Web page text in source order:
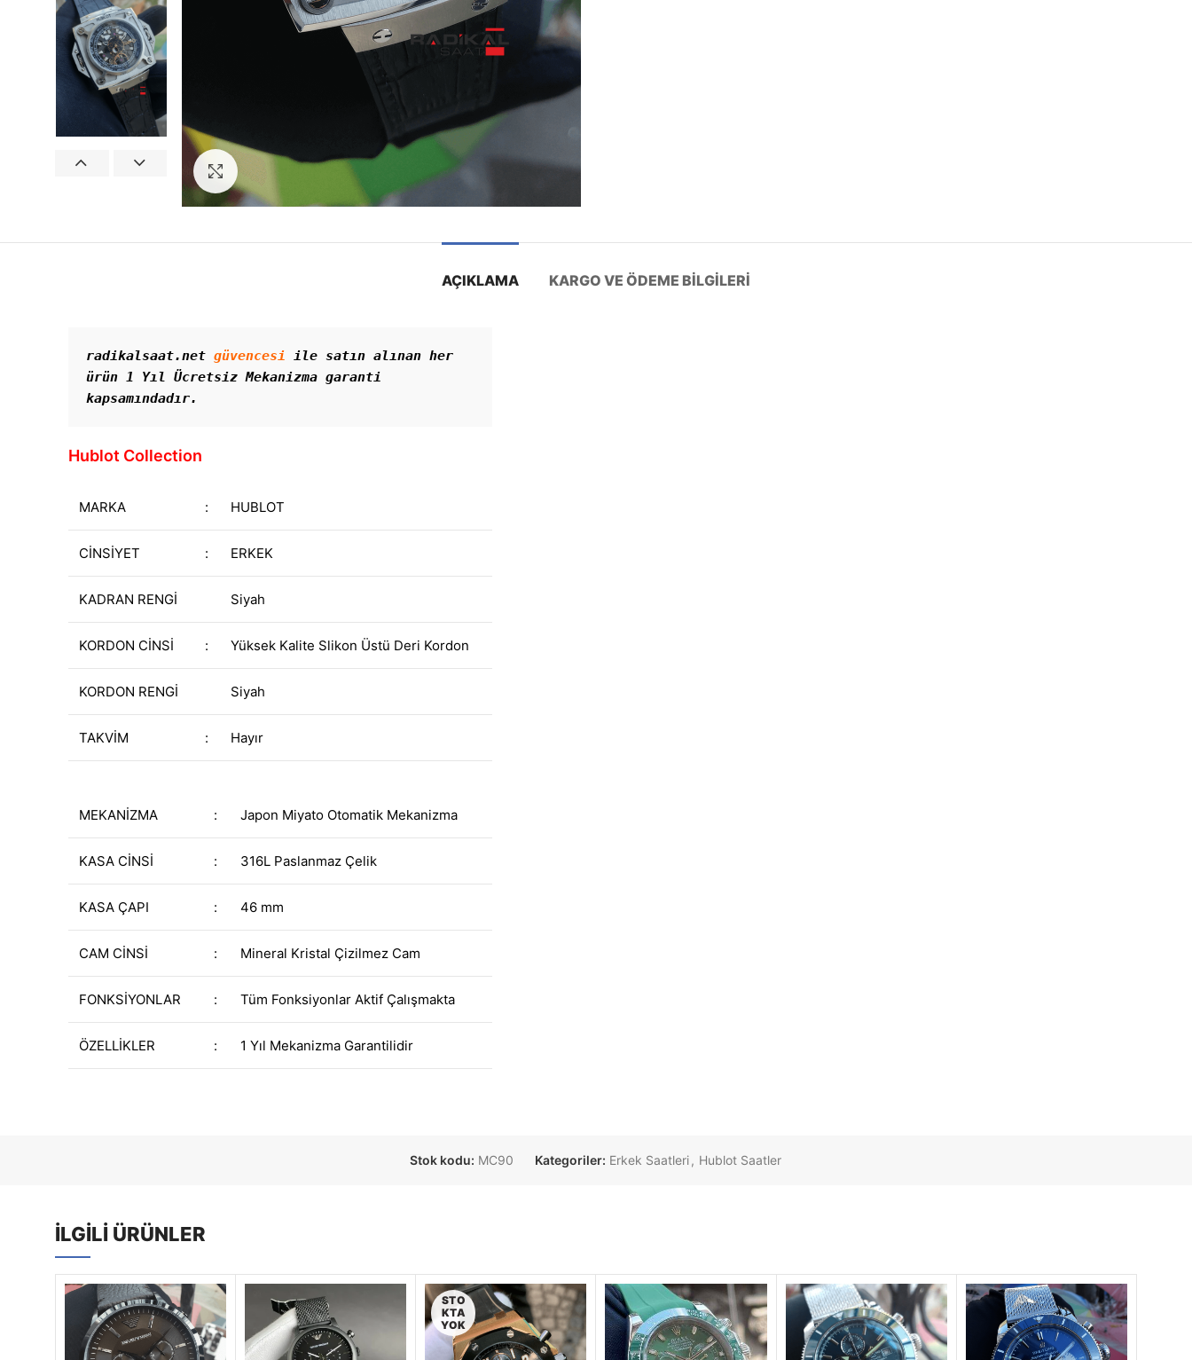
Görseli Büyütün
AÇIKLAMA KARGO VE ÖDEME BILGILERI
radikalsaat.net güvencesi ile satın alınan her
ürün 1 Yıl Ücretsiz Mekanizma garanti
kapsamındadır.
Hublot Collection
MARKA : HUBLOT
CİNSİYET : ERKEK
KADRAN RENGİ Siyah
KORDON CİNSİ : Yüksek Kalite Slikon Üstü Deri Kordon
KORDON RENGİ Siyah
TAKVİM : Hayır
MEKANİZMA : Japon Miyato Otomatik Mekanizma
KASA CİNSİ : 316L Paslanmaz Çelik
KASA ÇAPI : 46 mm
CAM CİNSİ : Mineral Kristal Çizilmez Cam
FONKSİYONLAR : Tüm Fonksiyonlar Aktif Çalışmakta
ÖZELLİKLER : 1 Yıl Mekanizma Garantilidir
Stok kodu: MC90 Kategoriler: Erkek Saatleri, Hublot Saatler
İLGILI ÜRÜNLER
STO
KTA
YOK